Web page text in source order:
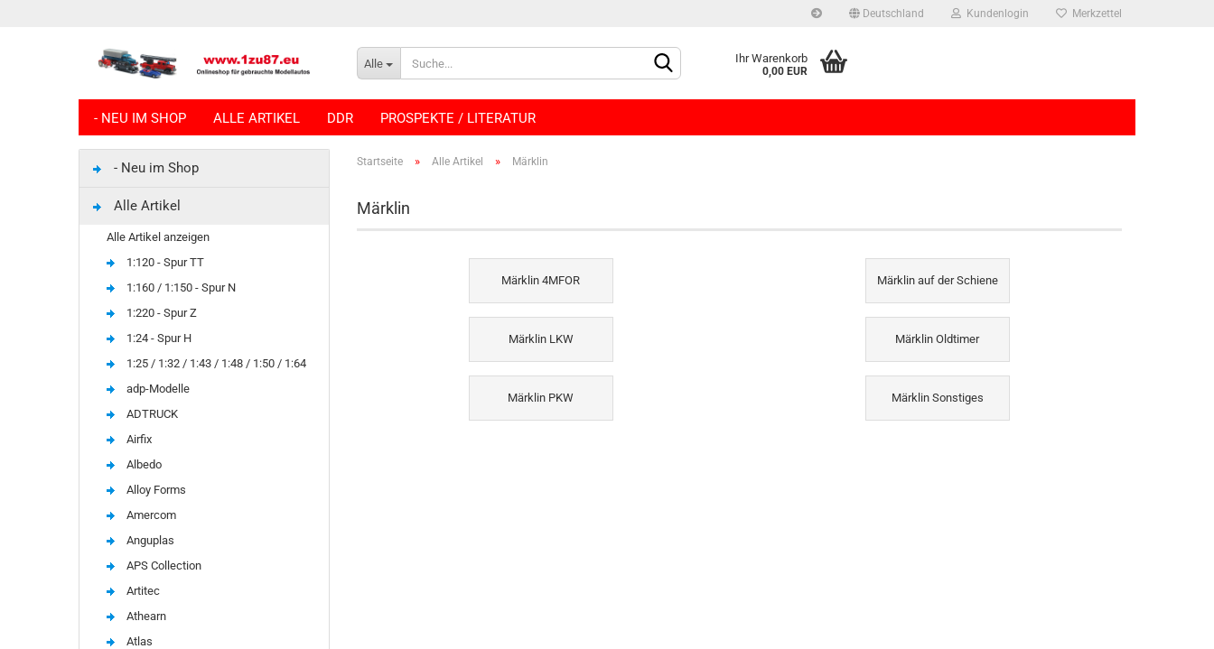
Deutschland
Lieferland
Kundenlogin
Passwort vergessen?
Merkzettel
Alle Ihr Warenkorb
0,00 EUR
- NEU IM SHOP ALLE ARTIKEL DDR PROSPEKTE / LITERATUR
Startseite » Alle Artikel » Märklin
Märklin
Märklin 4MFOR Märklin auf der Schiene
Märklin LKW Märklin Oldtimer
Märklin PKW Märklin Sonstiges
- Neu im Shop
Alle Artikel
Alle Artikel anzeigen
1:120 - Spur TT
1:160 / 1:150 - Spur N
1:220 - Spur Z
1:24 - Spur H
1:25 / 1:32 / 1:43 / 1:48 / 1:50 / 1:64
adp-Modelle
ADTRUCK
Airfix
Albedo
Alloy Forms
Amercom
Anguplas
APS Collection
Artitec
Athearn
Atlas